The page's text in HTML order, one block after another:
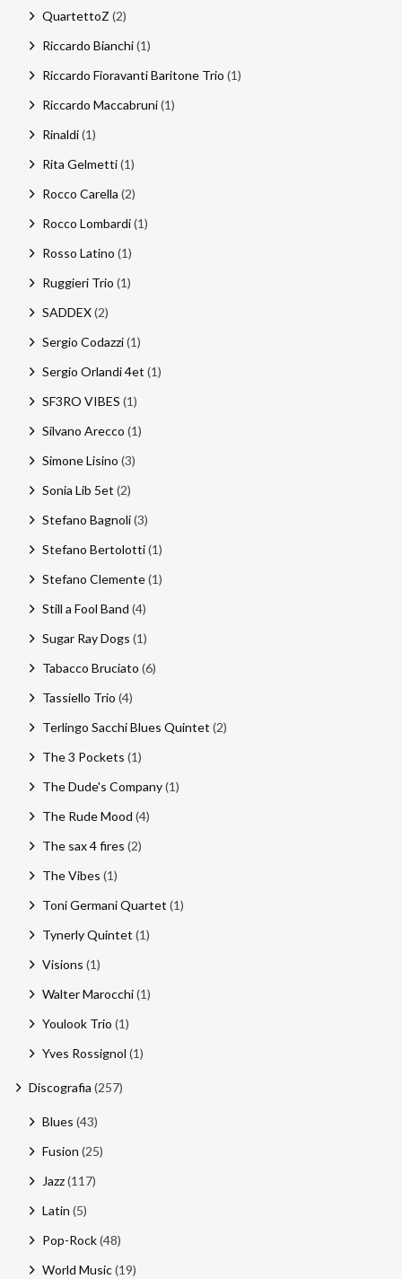
QuartettoZ (2)
Riccardo Bianchi(1)
Riccardo Fioravanti Baritone Trio (1)
Riccardo Maccabruni(1)
Rinaldi(1)
Rita Gelmetti(1)
Rocco Carella (2)
Rocco Lombardi(1)
Rosso Latino (1)
Ruggieri Trio (1)
SADDEX(2)
Sergio Codazzi(1)
Sergio Orlandi 4et (1)
SF3RO VIBES (1)
Silvano Arecco (1)
Simone Lisino (3)
Sonia Lib 5et (2)
Stefano Bagnoli(3)
Stefano Bertolotti(1)
Stefano Clemente(1)
Still a Fool Band (4)
Sugar Ray Dogs (1)
Tabacco Bruciato (6)
Tassiello Trio (4)
Terlingo Sacchi Blues Quintet (2)
The 3 Pockets (1)
The Dude's Company(1)
The Rude Mood (4)
The sax 4 fires (2)
The Vibes (1)
Toni Germani Quartet (1)
Tynerly Quintet (1)
Visions (1)
Walter Marocchi(1)
Youlook Trio (1)
Yves Rossignol (1)
Discografia (257)
Blues (43)
Fusion (25)
Jazz(117)
Latin (5)
Pop-Rock(48)
World Music(19)